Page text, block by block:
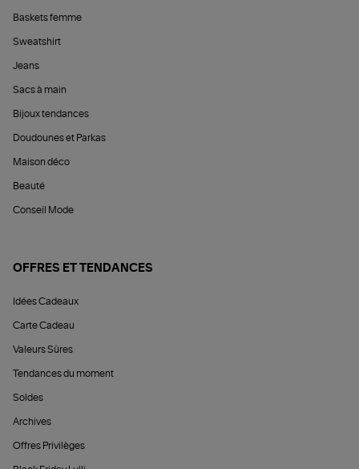
Baskets femme
Sweatshirt
Jeans
Sacs à main
Bijoux tendances
Doudounes et Parkas
Maison déco
Beauté
Conseil Mode
OFFRES ET TENDANCES
Idées Cadeaux
Carte Cadeau
Valeurs Sûres
Tendances du moment
Soldes
Archives
Offres Privilèges